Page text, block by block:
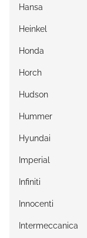
Hansa
Heinkel
Honda
Horch
Hudson
Hummer
Hyundai
Imperial
Infiniti
Innocenti
Intermeccanica